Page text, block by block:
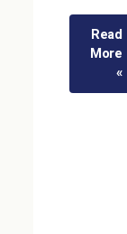
Read
More
»